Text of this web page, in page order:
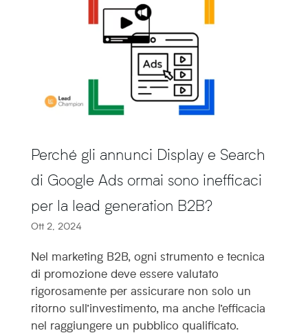
Perché gli annunci Display e Search
di Google Ads ormai sono inefficaci
per la lead generation B2B?
Ott 2, 2024
Nel marketing B2B, ogni strumento e tecnica
di promozione deve essere valutato
rigorosamente per assicurare non solo un
ritorno sull’investimento, ma anche l’efficacia
nel raggiungere un pubblico qualificato.